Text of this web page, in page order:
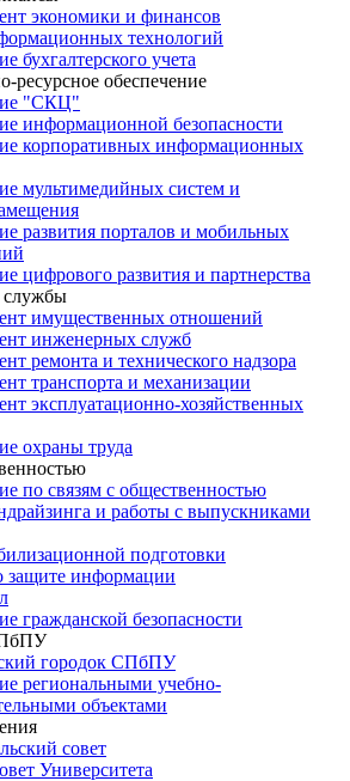
экономики и финансов
технологий
бухгалтерского учета
обеспечение
"СКЦ"
информационной безопасности
корпоративных информационных
мультимедийных систем и
развития порталов и мобильных
цифрового развития и партнерства
службы
имущественных отношений
инженерных служб
ремонта и технического надзора
транспорта и механизации
эксплуатационно-хозяйственных
охраны труда
по связям с общественностью
и работы с выпускниками
подготовки
защите информации
гражданской безопасности
городок СПбПУ
региональными учебно-
объектами
совет
Университета